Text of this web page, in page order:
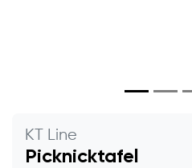
KT Line
Picknicktafel